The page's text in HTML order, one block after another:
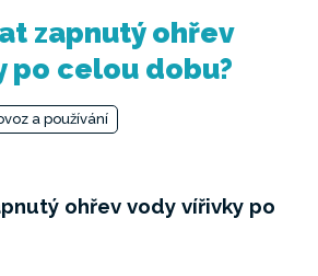
zapnutý ohřev
po celou dobu?
a používání
ohřev vody vířivky po